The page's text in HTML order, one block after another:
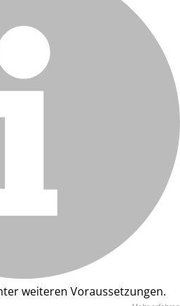
weiteren Voraussetzungen.